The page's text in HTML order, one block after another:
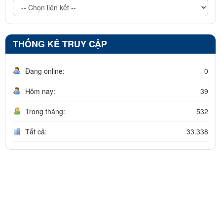
THỐNG KÊ TRUY CẬP
Đang online: 0
Hôm nay: 39
Trong tháng: 532
Tất cả: 33.338